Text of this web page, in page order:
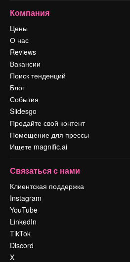
Компания
Цены
О нас
Reviews
Вакансии
Поиск тенденций
Блог
События
Slidesgo
Продайте свой контент
Помещение для прессы
Ищете magnific.ai
Связаться с нами
Клиентская поддержка
Instagram
YouTube
LinkedIn
TikTok
Discord
X